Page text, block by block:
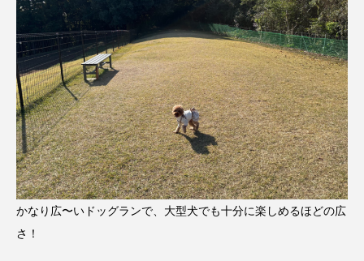
かなり広〜いドッグランで、大型犬でも十分に楽しめるほどの広
さ！